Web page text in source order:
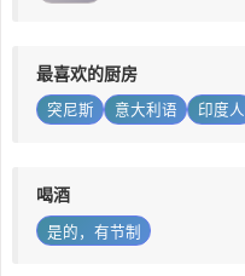
最喜欢的厨房
突尼斯 意大利语 印度人
喝酒
是的，有节制